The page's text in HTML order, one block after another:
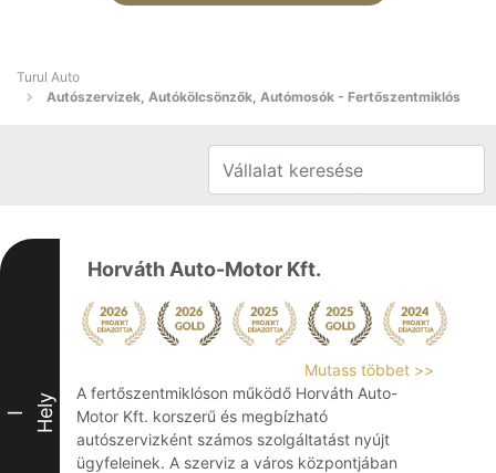
Turul Auto
Autószervizek, Autókölcsönzők, Autómosók - Fertőszentmiklós
I Hely
Horváth Auto-Motor Kft.
Mutass többet >>
A fertőszentmiklóson működő Horváth Auto-
Motor Kft. korszerű és megbízható
autószervizként számos szolgáltatást nyújt
ügyfeleinek. A szerviz a város központjában